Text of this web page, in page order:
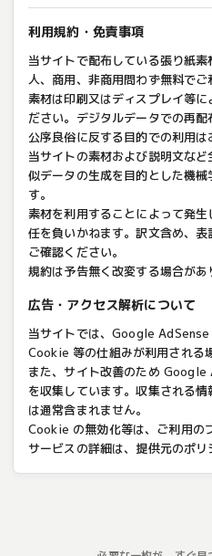
利用規約・免責事項
当サイトで配布している張り紙
人、商用、非商用問わず無料でご
素材は印刷又はディスプレイ等
ださい。デジタルデータでの再配
公序良俗に反する目的での利用は
当サイトの素材および説明文な
似データの生成を目的とした機
す。
素材を利用することによって発
任を負いかねます。訳文含め、
ご確認ください。
規約は予告無く改変する場合があ
広告・アクセス解析について
当サイトでは、Google AdSense
Cookie 等の仕組みが利用される
また、サイト改善のため
を収集しています。収集される
は通常含まれません。
Cookie の無効化等は、ご利用の
サービスの詳細は、提供元のポリ